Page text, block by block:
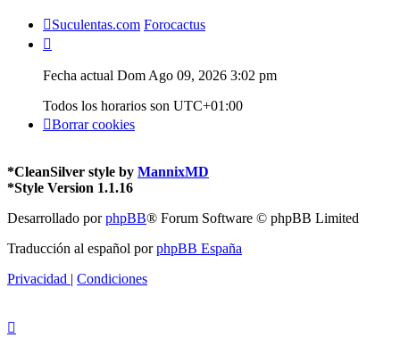
Suculentas.com Forocactus
Fecha actual Dom Ago 09, 2026 3:02 pm
Todos los horarios son UTC+01:00
Borrar cookies
*CleanSilver style by MannixMD
*Style Version 1.1.16
Desarrollado porphpBB® Forum Software © phpBB Limited
Traducción al español porphpBB España
Privacidad | Condiciones